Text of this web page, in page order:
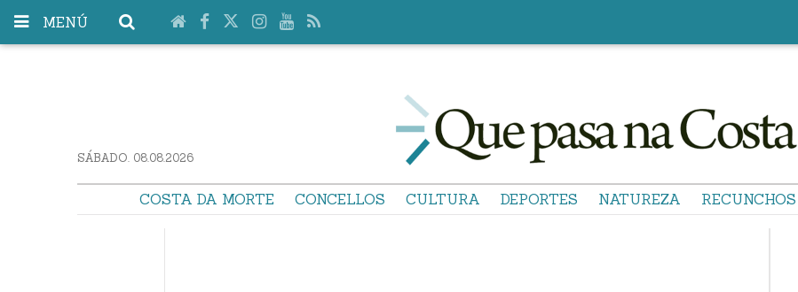
MENÚ
SÁBADO. 08.08.2026
COSTA DA MORTE CONCELLOS CULTURA DEPORTES NATUREZA RECUNCHOS